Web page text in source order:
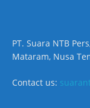
PT. Suara NTB
Mataram, Nusa
Contact us: